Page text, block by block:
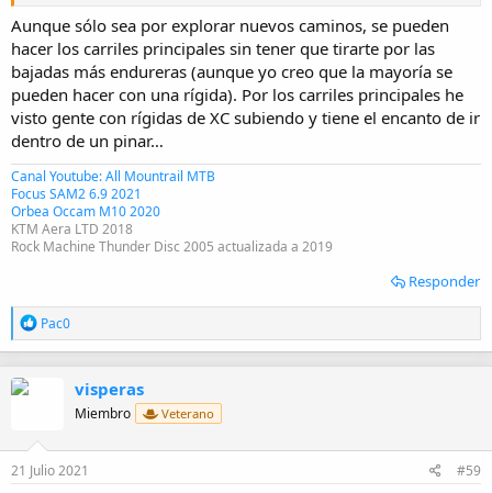
Aunque sólo sea por explorar nuevos caminos, se pueden
hacer los carriles principales sin tener que tirarte por las
bajadas más endureras (aunque yo creo que la mayoría se
pueden hacer con una rígida). Por los carriles principales he
visto gente con rígidas de XC subiendo y tiene el encanto de ir
dentro de un pinar…
Canal Youtube: All Mountrail MTB
Focus SAM2 6.9 2021
Orbea Occam M10 2020
KTM Aera LTD 2018
Rock Machine Thunder Disc 2005 actualizada a 2019
Responder
R
e
a
n
e
s
Pac0
visperas
Miembro Veterano
21 Julio 2021 #59